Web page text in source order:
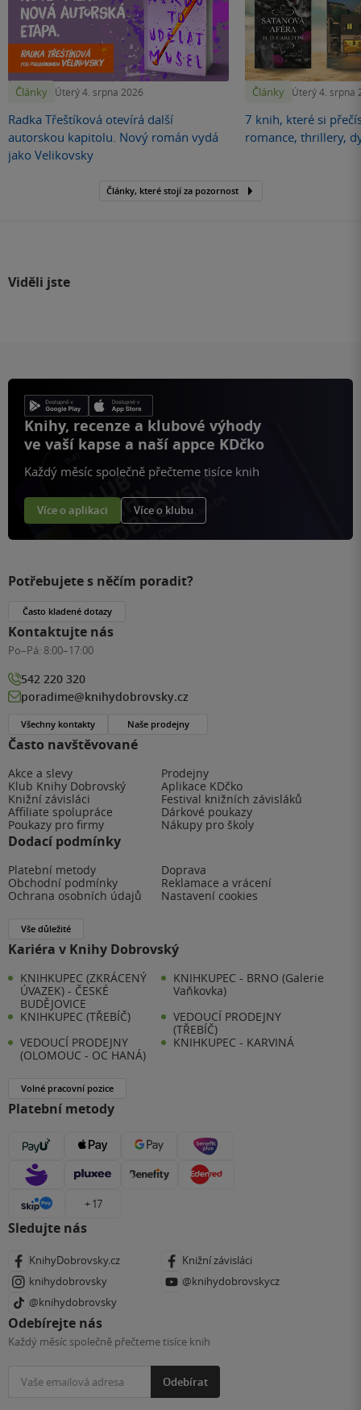
Články Úterý 4. srpna 2026
Radka Třeštíková otevírá další
autorskou kapitolu. Nový román vydá
jako Velikovsky
Články Úterý 4. srpna
7 knih, které si
romance, thrillery,
Články, které stojí za pozornost
Viděli jste
Knihy, recenze a klubové výhody
ve vaší kapse a naší appce KDčko
Každý měsíc společně přečteme tisíce knih
Více o aplikaci Více o klubu
Často navštěvované
Akce a slevy
Prodejny
Klub Knihy Dobrovský
Aplikace KDčko
Knižní závisláci
Festival knižních závisláků
Affiliate spolupráce
Dárkové poukazy
Poukazy pro firmy
Nákupy pro školy
Dodací podmínky
Platební metody
Doprava
Obchodní podmínky
Reklamace a vrácení
Ochrana osobních údajů
Nastavení cookies
Vše důležité
Kariéra v Knihy Dobrovský
KNIHKUPEC (ZKRÁCENÝ
ÚVAZEK) - ČESKÉ
BUDĚJOVICE
KNIHKUPEC - BRNO (Galerie
Vaňkovka)
KNIHKUPEC (TŘEBÍČ)
VEDOUCÍ PRODEJNY
(TŘEBÍČ)
VEDOUCÍ PRODEJNY
(OLOMOUC - OC HANÁ)
KNIHKUPEC - KARVINÁ
Volné pracovní pozice
Platební metody
+ 17
Sledujte nás
KnihyDobrovsky.cz
Knižní závisláci
knihydobrovsky
@knihydobrovskycz
@knihydobrovsky
Odebírejte nás
Každý měsíc společně přečteme tisíce knih
Odebírat
Potřebujete s něčím poradit?
Často kladené dotazy
Kontaktujte nás
Po–Pá: 8:00–17:00
542 220 320
poradime@knihydobrovsky.cz
Všechny kontakty Naše prodejny